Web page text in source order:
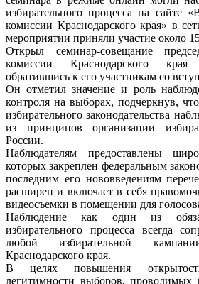
избирательного процесса на сайте
комиссии Краснодарского края» в
мероприятии приняли участие около
Открыл семинар-совещание
комиссии Краснодарского
обратившись к его участникам со
Он отметил значение и роль
контроля на выборах, подчеркнув,
избирательного законодательства
из принципов организации
России.
Наблюдателям предоставлены
которых закреплен федеральным
последним его нововведениям
расширен и включает в себя
видеосъемки в помещении для
Наблюдение как один из
избирательного процесса всегда
любой избирательной
Краснодарского края.
В целях повышения
легитимности выборов, проводимых